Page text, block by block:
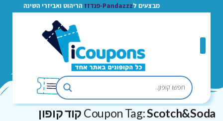
מבצעים ל Pandazzz-פנדזז הריהוט ואביזרי השינה
Coupon Tag:Scotch&Soda קוד קופון